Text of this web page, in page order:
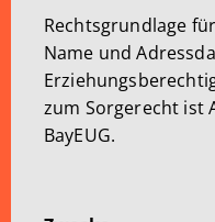
Rechtsgrundlage
Name und
zum Sorgerecht ist
BayEUG.